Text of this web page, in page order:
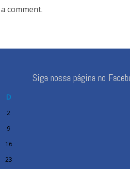
comment.
D
2
9
16
23
Siga nossa página no